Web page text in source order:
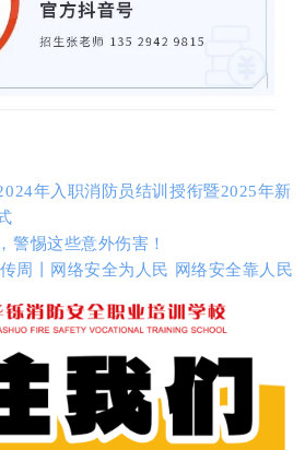
年入职消防员结训授衔暨2025年新
警惕这些意外伤害！
周丨网络安全为人民 网络安全靠人民